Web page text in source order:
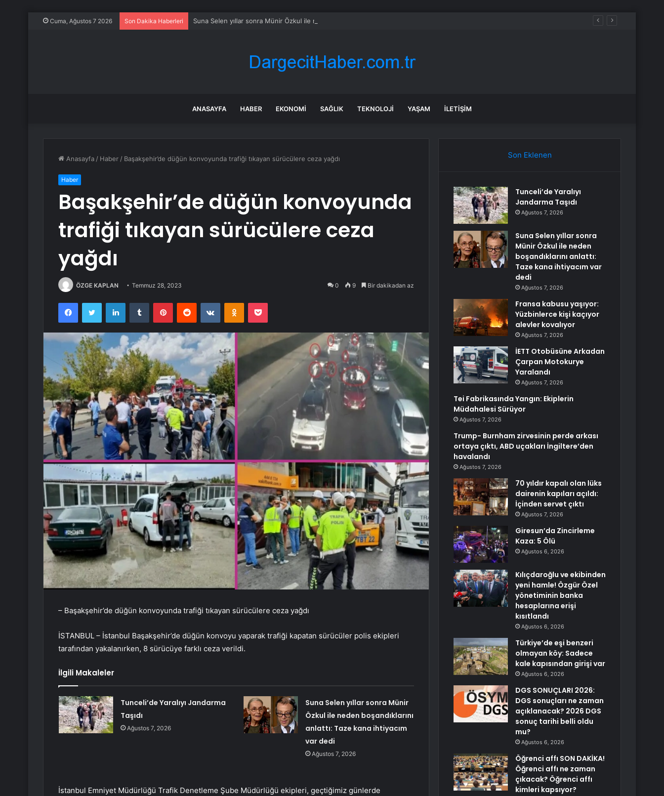
Cuma, Ağustos 7 2026 Son Dakika Haberleri Suna Selen yıllar sonra Münir Özkul ile neden boşandıklarını anlattı: Taze kana ihtiyacım var dedi
ANASAYFA HABER EKONOMI SAĞLIK TEKNOLOJI YAŞAM İLETIŞIM
Anasayfa / Haber / Başakşehir’de düğün konvoyunda trafiği tıkayan sürücülere ceza yağdı
Haber
Başakşehir’de düğün konvoyunda
trafiği tıkayan sürücülere ceza
yağdı
ÖZGE KAPLAN Temmuz 28, 2023 0 9 Bir dakikadan az
FacebookTwitter LinkedInTumblr PinterestReddit VKontakteOdnoklassniki
Pocket
– Başakşehir’de düğün konvoyunda trafiği tıkayan sürücülere ceza yağdı
İSTANBUL – İstanbul Başakşehir’de düğün konvoyu yaparak trafiği kapatan sürücüler polis ekipleri
tarafından yakalanırken, 8 sürücüye farklı ceza verildi.
İlgili Makaleler
Tunceli’de Yaralıyı Jandarma
Taşıdı
Ağustos 7, 2026
Suna Selen yıllar sonra Münir
Özkul ile neden boşandıklarını
anlattı: Taze kana ihtiyacım
var dedi
Ağustos 7, 2026
İstanbul Emniyet Müdürlüğü Trafik Denetleme Şube Müdürlüğü ekipleri, geçtiğimiz günlerde
Son Eklenen
Tunceli’de Yaralıyı
Jandarma Taşıdı
Ağustos 7, 2026
Suna Selen yıllar sonra
Münir Özkul ile neden
boşandıklarını anlattı:
Taze kana ihtiyacım var
dedi
Ağustos 7, 2026
Fransa kabusu yaşıyor:
Yüzbinlerce kişi kaçıyor
alevler kovalıyor
Ağustos 7, 2026
İETT Otobüsüne Arkadan
Çarpan Motokurye
Yaralandı
Ağustos 7, 2026
Tei Fabrikasında Yangın: Ekiplerin
Müdahalesi Sürüyor
Ağustos 7, 2026
Trump- Burnham zirvesinin perde arkası
ortaya çıktı, ABD uçakları İngiltere’den
havalandı
Ağustos 7, 2026
70 yıldır kapalı olan lüks
dairenin kapıları açıldı:
İçinden servet çıktı
Ağustos 7, 2026
Giresun’da Zincirleme
Kaza: 5 Ölü
Ağustos 6, 2026
Kılıçdaroğlu ve ekibinden
yeni hamle! Özgür Özel
yönetiminin banka
hesaplarına erişi
kısıtlandı
Ağustos 6, 2026
Türkiye’de eşi benzeri
olmayan köy: Sadece
kale kapısından girişi var
Ağustos 6, 2026
DGS SONUÇLARI 2026:
DGS sonuçları ne zaman
açıklanacak? 2026 DGS
sonuç tarihi belli oldu
mu?
Ağustos 6, 2026
Öğrenci affı SON DAKİKA!
Öğrenci affı ne zaman
çıkacak? Öğrenci affı
kimleri kapsıyor?